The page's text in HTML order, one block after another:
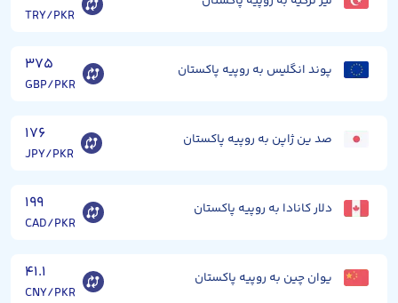
TRY/PKR
پوند انگلیس به روپیه پاکستان ۳۷۵
GBP/PKR
صد ین ژاپن به روپیه پاکستان ۱۷۶
JPY/PKR
دلار کانادا به روپیه پاکستان ۱۹۹
CAD/PKR
یوان چین به روپیه پاکستان ۴۱.۱
CNY/PKR